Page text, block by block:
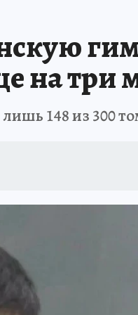
на три
148 из 300